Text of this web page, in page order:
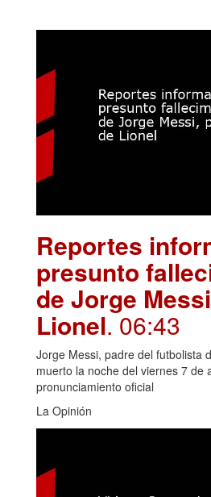
Reportes
presunto
de Jorge
Lionel. 06:43
Jorge Messi, padre del futbolista
muerto la noche del viernes 7 de
pronunciamiento oficial
La Opinión